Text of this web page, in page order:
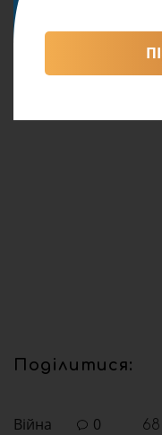
Поділитися:
Війна 0 68